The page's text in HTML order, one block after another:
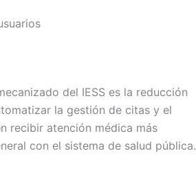
del IESS es la reducción
la gestión de citas y el
recibir atención médica más
con el sistema de salud pública.